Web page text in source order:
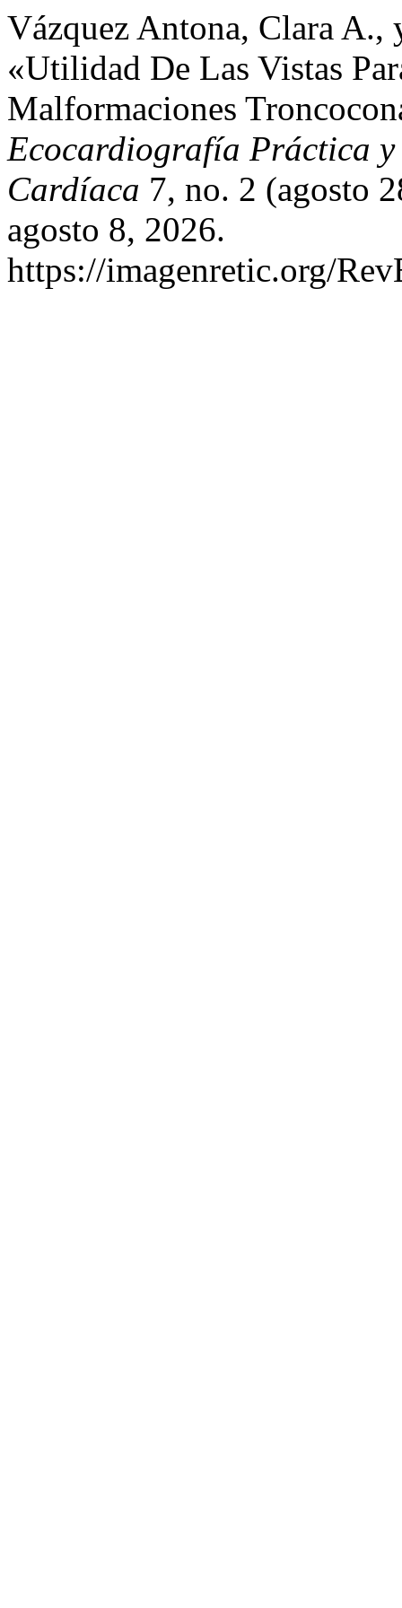
Vázquez Antona, Clara A.,
«Utilidad De Las Vistas
Malformaciones
Ecocardiografía Práctica y
Cardíaca 7, no. 2 (agosto
agosto 8, 2026.
https://imagenretic.org/